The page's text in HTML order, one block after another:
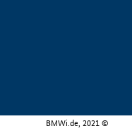
BMWi.de, 2021 ©